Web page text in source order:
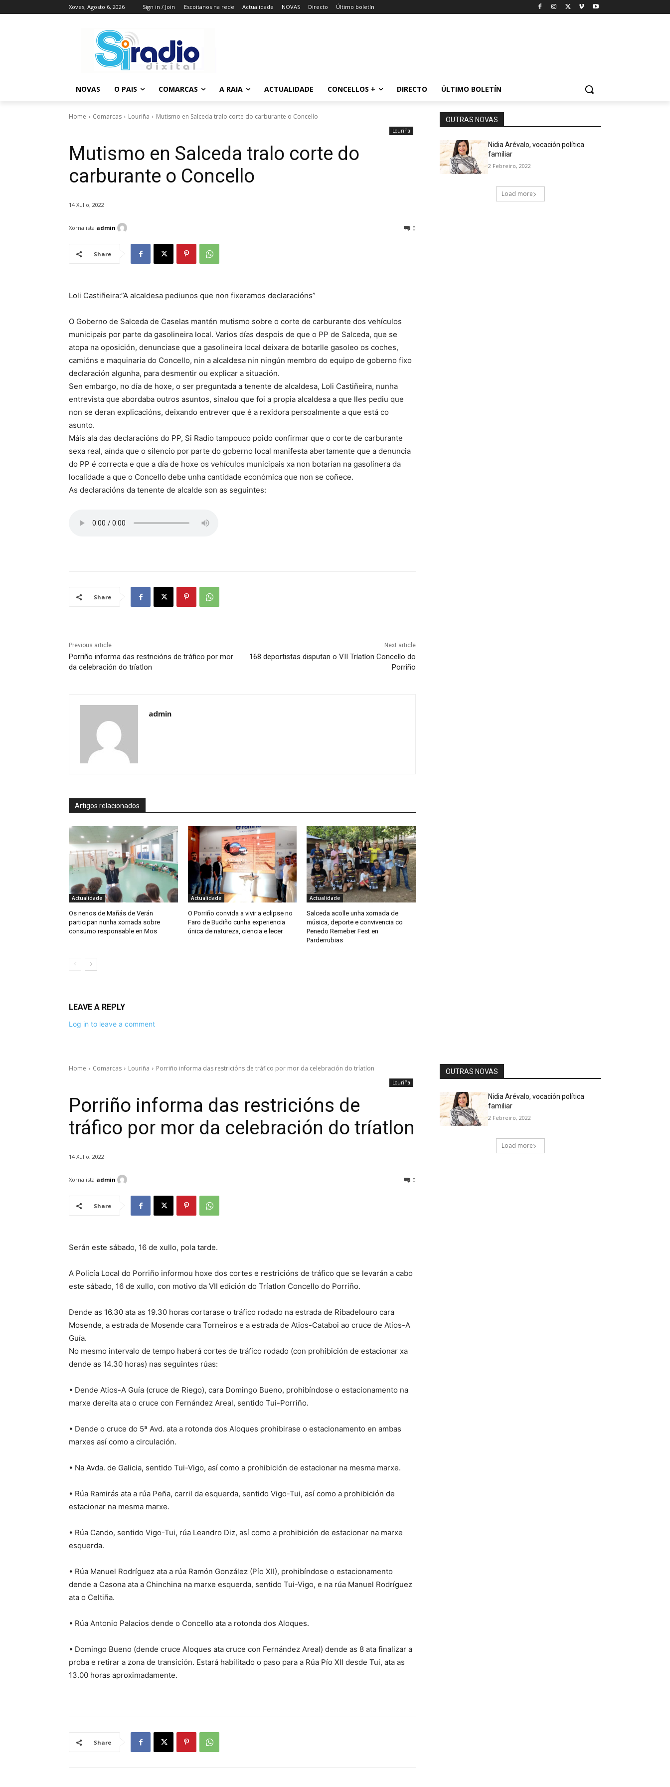
Xoves, Agosto 6, 2026 Sign in / Join Escoitanos na rede Actualidade NOVAS Directo Último boletín
NOVAS O PAIS COMARCAS A RAIA ACTUALIDADE CONCELLOS + DIRECTO ÚLTIMO BOLETÍN
Home Comarcas Louriña Mutismo en Salceda tralo corte do carburante o Concello
Louriña
Mutismo en Salceda tralo corte do
carburante o Concello
14 Xullo, 2022
0
Xornalista admin
Share
Loli Castiñeira:”A alcaldesa pediunos que non fixeramos declaracións”
O Goberno de Salceda de Caselas mantén mutismo sobre o corte de carburante dos vehículos
municipais por parte da gasolineira local. Varios días despois de que o PP de Salceda, que se
atopa na oposición, denunciase que a gasolineira local deixara de botarlle gasoleo os coches,
camións e maquinaria do Concello, nin a alcaldesa nin ningún membro do equipo de goberno fixo
declaración algunha, para desmentir ou explicar a situación.
Sen embargo, no día de hoxe, o ser preguntada a tenente de alcaldesa, Loli Castiñeira, nunha
entrevista que abordaba outros asuntos, sinalou que foi a propia alcaldesa a que lles pediu que
non se deran explicacións, deixando entrever que é a rexidora persoalmente a que está co
asunto.
Máis ala das declaracións do PP, Si Radio tampouco poido confirmar que o corte de carburante
sexa real, aínda que o silencio por parte do goberno local manifesta abertamente que a denuncia
do PP é correcta e que a día de hoxe os vehículos municipais xa non botarían na gasolinera da
localidade a que o Concello debe unha cantidade económica que non se coñece.
As declaracións da tenente de alcalde son as seguintes:
Share
Previous article
Porriño informa das restricións de tráfico por mor
da celebración do tríatlon
Next article
168 deportistas disputan o VII Tríatlon Concello do
Porriño
admin
Artigos relacionados
Actualidade
Os nenos de Mañás de Verán
participan nunha xornada sobre
consumo responsable en Mos
Actualidade
O Porriño convida a vivir a eclipse no
Faro de Budiño cunha experiencia
única de natureza, ciencia e lecer
Actualidade
Salceda acolle unha xornada de
música, deporte e convivencia co
Penedo Remeber Fest en
Parderrubias
LEAVE A REPLY
Log in to leave a comment
OUTRAS NOVAS
Nidia Arévalo, vocación política
familiar
2 Febreiro, 2022
Load more